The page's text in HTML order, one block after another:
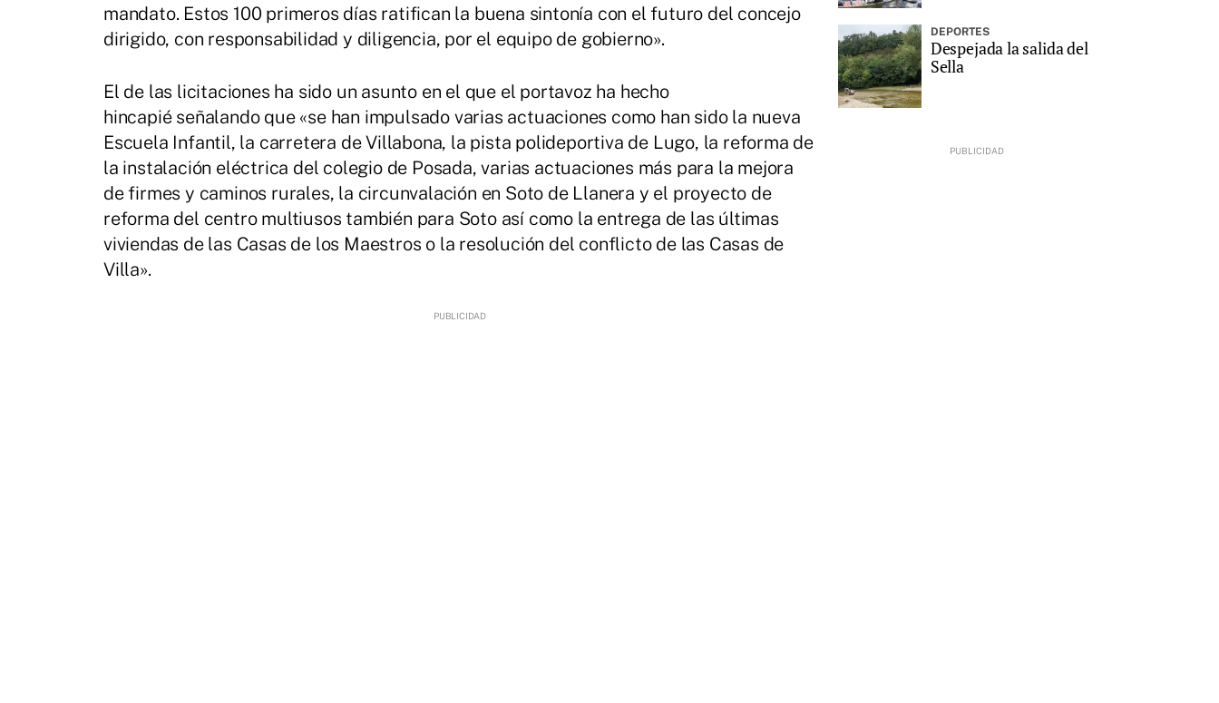
mandato. Estos 100 primeros días ratifican la buena sintonía con el futuro del concejo
dirigido, con responsabilidad y diligencia, por el equipo de gobierno».
El de las licitaciones ha sido un asunto en el que el portavoz ha hecho
hincapié señalando que «se han impulsado varias actuaciones como han sido la nueva
Escuela Infantil, la carretera de Villabona, la pista polideportiva de Lugo, la reforma de
la instalación eléctrica del colegio de Posada, varias actuaciones más para la mejora
de firmes y caminos rurales, la circunvalación en Soto de Llanera y el proyecto de
reforma del centro multiusos también para Soto así como la entrega de las últimas
viviendas de las Casas de los Maestros o la resolución del conflicto de las Casas de
Villa».
DEPORTES
Despejada la salida del
Sella